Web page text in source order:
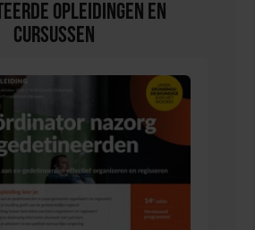
Opleidingen en
Cursussen